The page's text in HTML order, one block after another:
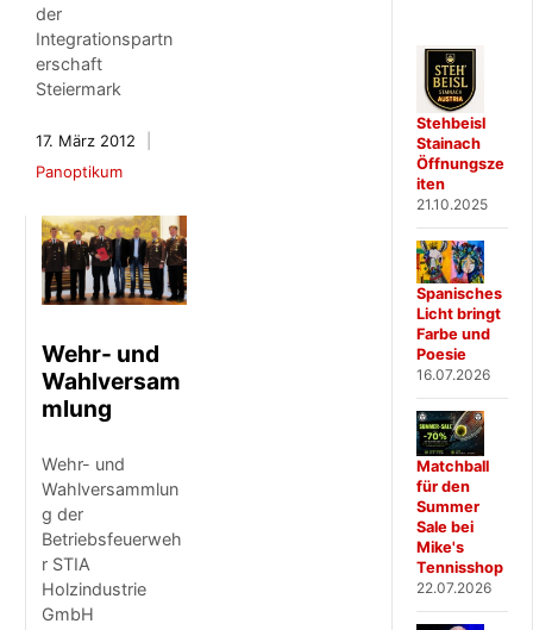
der
Integrationspartn
erschaft
Steiermark
17. März 2012
Panoptikum
Wehr- und
Wahlversam
mlung
Wehr- und
Wahlversammlun
g der
Betriebsfeuerweh
r STIA
Holzindustrie
GmbH
Stehbeisl
Stainach
Öffnungsze
iten
21.10.2025
Spanisches
Licht bringt
Farbe und
Poesie
16.07.2026
Matchball
für den
Summer
Sale bei
Mike's
Tennisshop
22.07.2026